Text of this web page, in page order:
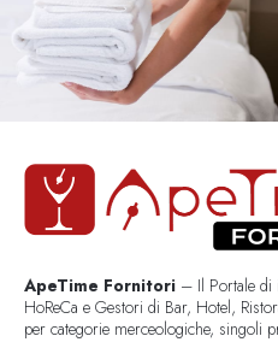
ApeTime Fornitori – Il Portale di
HoReCa e Gestori di Bar, Hotel,
per categorie merceologiche, singoli